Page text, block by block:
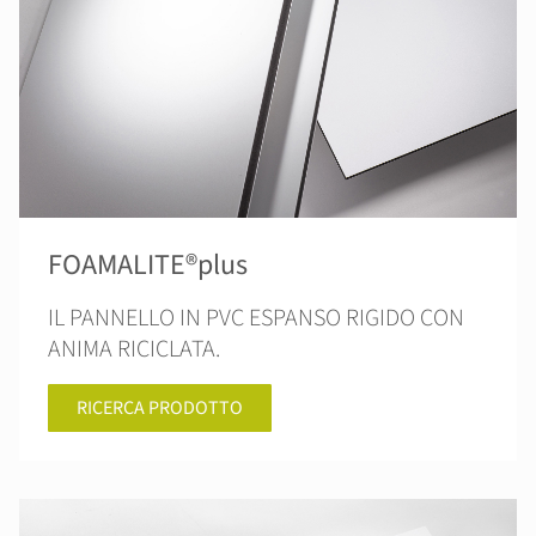
FOAMALITE®plus
IL PANNELLO IN PVC ESPANSO RIGIDO CON
ANIMA RICICLATA.
RICERCA PRODOTTO